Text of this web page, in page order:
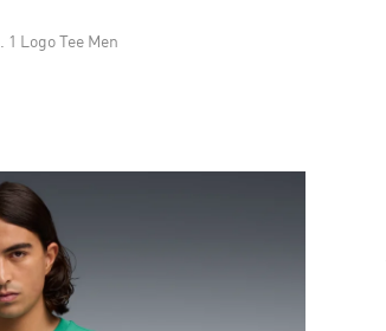
Logo Tee Men